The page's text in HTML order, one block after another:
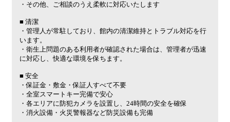
・その他、ご相談のうえ柔軟に対応いたします
■ 清潔
・管理人が常駐しており、館内の清潔維持とトラブル対応を行
います。
・衛生上問題のある利用者が確認された場合は、管理者が迅速
に対応し、快適な環境を保ちます。
■ 安全
・保証金・敷金・保証人すべて不要
・全室スマートキー完備で安心
・各エリアに防犯カメラを設置し、24時間の安全を確保
・消火設備・火災警報器など防災設備も完備